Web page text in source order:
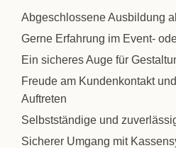
Abgeschlossene Ausbildung
Gerne Erfahrung im Event-
Ein sicheres Auge für
Freude am Kundenkontakt
Auftreten
Selbstständige und
Sicherer Umgang mit